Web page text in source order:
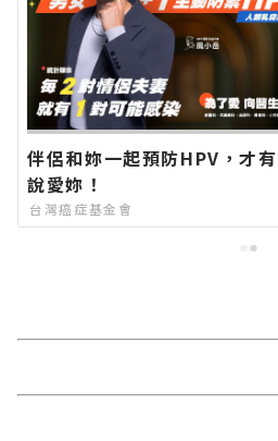
伴侶和妳一起預防HPV，才
說愛妳！
台灣癌症基金會